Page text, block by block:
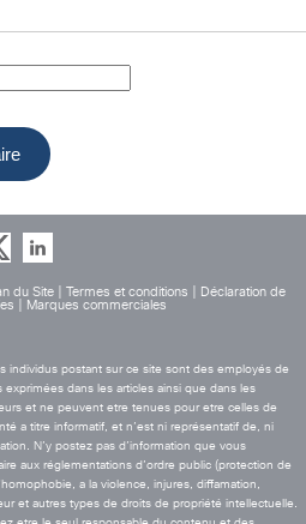
du Site Termes et conditions
Déclaration de
Marques commerciales
individus postant sur ce site sont des employés de
dans les articles ainsi que dans les
et ne peuvent etre tenues pour etre celles de
a titre informatif, et n’est ni représentatif de, ni
N’y postez pas d’information que vous
aux réglementations d’ordre public (protection de
a la violence, injures, diffamation,
et autres types de droits de propriété intellectuelle.